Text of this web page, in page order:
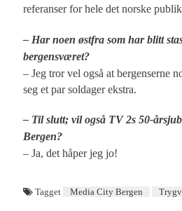
referanser for hele det norske
– Har noen østfra som har blitt
bergensværet?
– Jeg tror vel også at bergenserne
seg et par soldager ekstra.
– Til slutt; vil også TV 2s 50-
Bergen?
– Ja, det håper jeg jo!
Tagget Media City Bergen